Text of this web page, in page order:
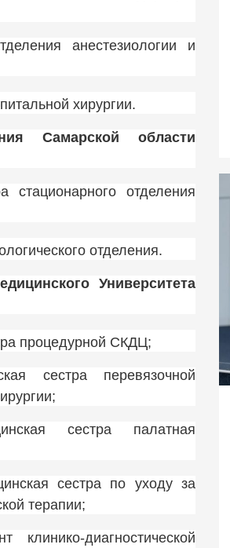
анестезиологии и
хирургии.
Самарской области
стационарного отделения
отделения.
Университета
процедурной СКДЦ;
сестра перевязочной
сестра палатная
сестра по уходу за
терапии;
диагностической